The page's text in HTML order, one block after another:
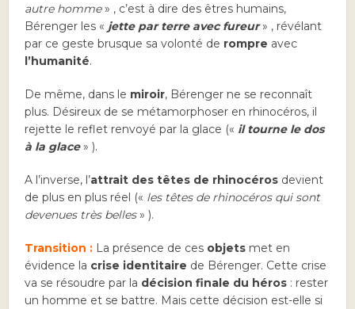
autre homme» , c’est à dire des êtres humains,
Bérenger les « jette par terre avec fureur» , révélant
par ce geste brusque sa volonté de rompre avec
l’humanité.
De même, dans le miroir, Bérenger ne se reconnaît
plus. Désireux de se métamorphoser en rhinocéros, il
rejette le reflet renvoyé par la glace (« il tourne le dos
à la glace» ).
A l’inverse, l’attrait des têtes de rhinocéros devient
de plus en plus réel (« les têtes de rhinocéros qui sont
devenues très belles» ).
Transition : La présence de ces objets met en
évidence la crise identitaire de Bérenger. Cette crise
va se résoudre par la décision finale du héros : rester
un homme et se battre. Mais cette décision est-elle si